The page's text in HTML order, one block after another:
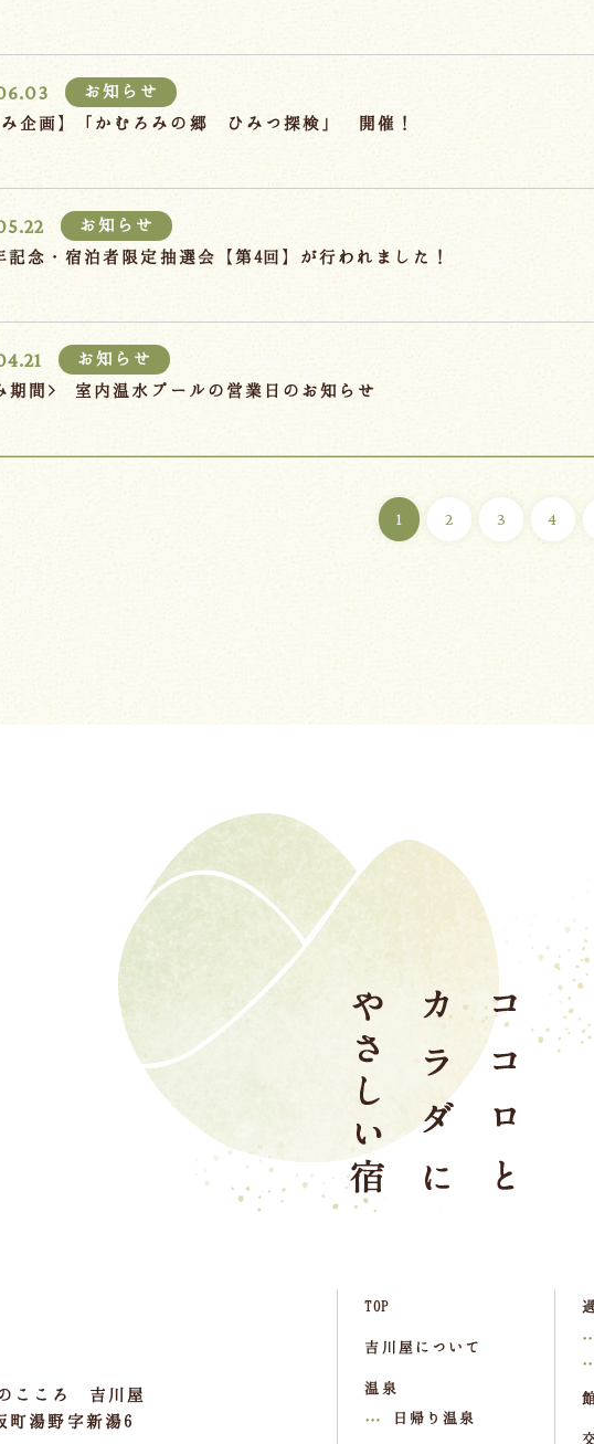
お知らせ
み企画】「かむろみの郷 ひみつ探検」 開催！
お知らせ
記念・宿泊者限定抽選会【第4回】が行われました！
お知らせ
期間> 室内温水プールの営業日のお知らせ
1 2 3 4
こころ 吉川屋
町湯野字新湯6
TOP
吉川屋について
温泉
日帰り温泉